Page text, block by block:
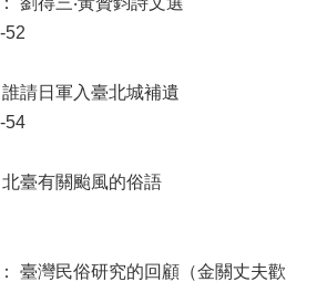
52
請日軍入臺北城補遺
54
臺有關颱風的俗語
臺灣民俗研究的回顧（金關丈夫歡